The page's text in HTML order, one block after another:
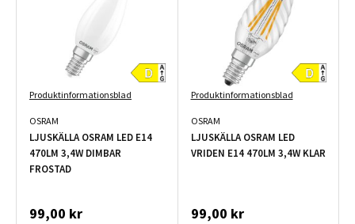
Produktinformationsblad
OSRAM
LJUSKÄLLA OSRAM LED E14
470LM 3,4W DIMBAR
FROSTAD
99,00 kr
Produktinformationsblad
OSRAM
LJUSKÄLLA OSRAM LED
VRIDEN E14 470LM 3,4W KLAR
99,00 kr